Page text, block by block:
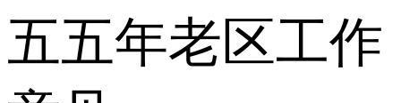
五五年老区工作